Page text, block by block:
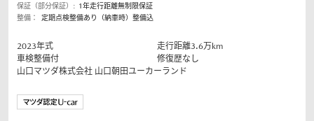
保証（部分保証）: 1年走行距離無制限保証
整備：
定期点検整備あり（納車時）整備込
2023年式 走行距離3.6万km
車検整備付
修復歴なし
山口マツダ株式会社 山口朝田ユーカーランド